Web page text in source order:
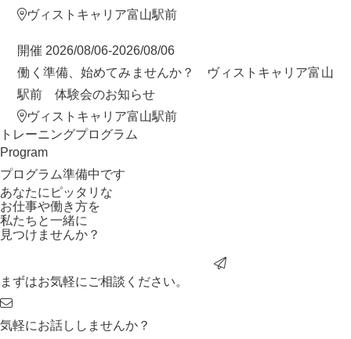
ヴィストキャリア富山駅前
開催 2026/08/06-2026/08/06
働く準備、始めてみませんか？ ヴィストキャリア富山
駅前 体験会のお知らせ
ヴィストキャリア富山駅前
トレーニングプログラム
Program
プログラム準備中です
あなたにピッタリ な
お仕事や働き方を
私たちと一緒に
見つけませんか？
まずはお気軽にご相談ください。
気軽にお話ししませんか？